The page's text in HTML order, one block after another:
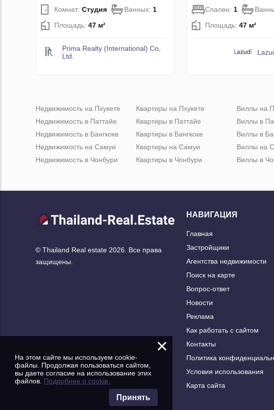
Комнат: Студия Ванных: 1
Площадь: 47 м²
Prima Realty (International) Co,
Ltd.
Спален: 1
Площадь: 47 м²
Недвижимость на Пхукете
Недвижимость в Паттайе
Недвижимость в Бангкоке
Недвижимость на Самуи
Недвижимость в Чонбури
Квартиры на Пхукете
Квартиры в Паттайе
Квартиры в Бангкоке
Квартиры на Самуи
Квартиры в Чонбури
Виллы на
Виллы в
Виллы в
Виллы на
Виллы в
© Thailand Real estate 2026. Все права
защищены.
НАВИГАЦИЯ
Главная
Застройщики
Агентства недвижимости
Поиск на карте
Вопрос-ответ
Новости
Реклама
Как работать с сайтом
Контакты
Политика
Условия использования
Карта сайта
×
На этом сайте мы используем cookie-
файлы. Продолжая пользоваться сайтом,
вы даете согласие на использование этих
файлов. Подробнее о cookie.
Принять